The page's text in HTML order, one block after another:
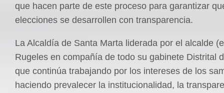
que hacen parte de este proceso para garantizar
elecciones se desarrollen con transparencia.
La Alcaldía de Santa Marta liderada por el alcalde
Rugeles en compañía de todo su gabinete Distrital
que continúa trabajando por los intereses de los
haciendo prevalecer la institucionalidad, la